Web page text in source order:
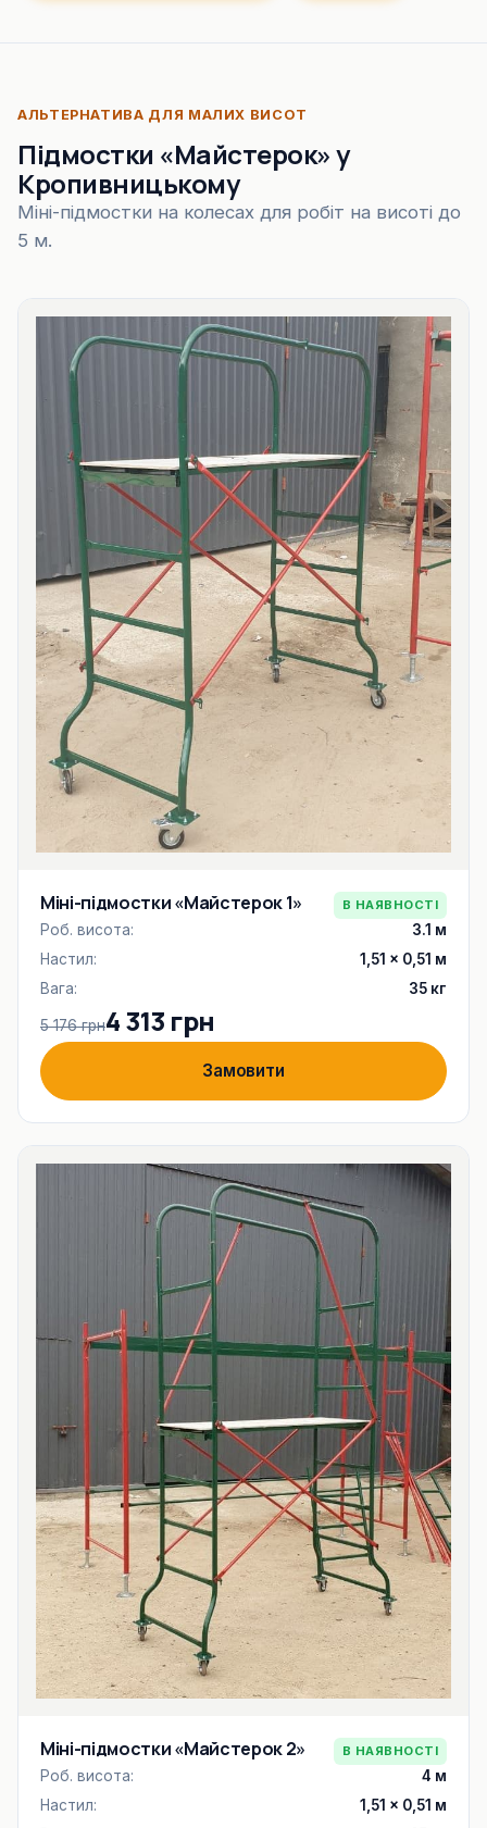
АЛЬТЕРНАТИВА ДЛЯ МАЛИХ ВИСОТ
Підмостки «Майстерок» у
Кропивницькому
Міні-підмостки на колесах для робіт на висоті до
5 м.
Міні-підмостки «Майстерок 1» В НАЯВНОСТІ
Роб. висота:
3.1 м
Настил:
1,51 × 0,51 м
Вага:
35 кг
5 176 грн4 313 грн
Замовити
Міні-підмостки «Майстерок 2» В НАЯВНОСТІ
Роб. висота:
4 м
Настил:
1,51 × 0,51 м